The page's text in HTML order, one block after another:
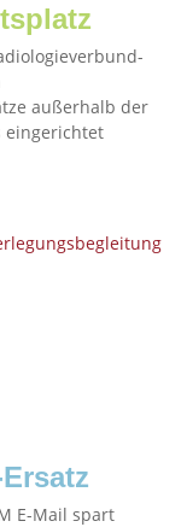
außerhalb der
eingerichtet
E-Mail spart